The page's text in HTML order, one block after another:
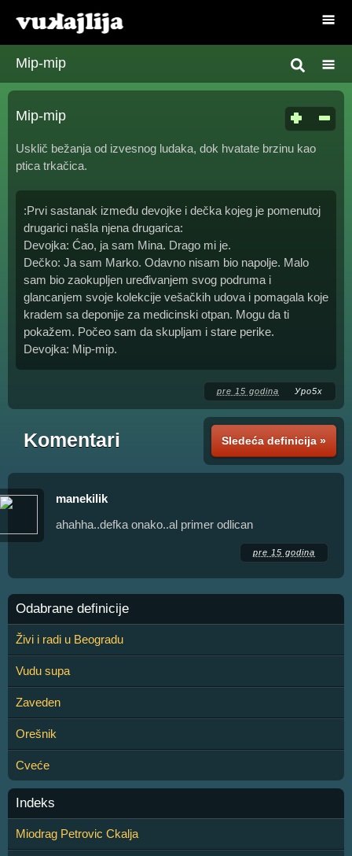
Mip-mip
Mip-mip
Usklič bežanja od izvesnog ludaka, dok hvatate brzinu kao
ptica trkačica.
:Prvi sastanak između devojke i dečka kojeg je pomenutoj
drugarici našla njena drugarica:
Devojka: Ćao, ja sam Mina. Drago mi je.
Dečko: Ja sam Marko. Odavno nisam bio napolje. Malo
sam bio zaokupljen uređivanjem svog podruma i
glancanjem svoje kolekcije vešačkih udova i pomagala koje
kradem sa deponije za medicinski otpan. Mogu da ti
pokažem. Počeo sam da skupljam i stare perike.
Devojka: Mip-mip.
pre 15 godina Уро5х
Sledeća definicija »
Komentari
manekilik
ahahha..defka onako..al primer odlican
pre 15 godina
Odabrane definicije
Živi i radi u Beogradu
Vudu supa
Zaveden
Orešnik
Cveće
Indeks
Miodrag Petrovic Ckalja